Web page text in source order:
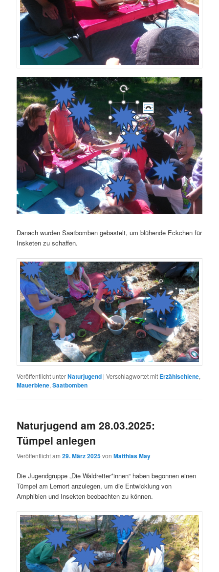
Danach wurden Saatbomben gebastelt, um blühende Eckchen für
Insketen zu schaffen.
Veröffentlicht unterNaturjugend |Verschlagwortet mit Erzählschiene,
Mauerbiene,Saatbomben
Naturjugend am 28.03.2025:
Tümpel anlegen
Veröffentlicht am29. März 2025vonMatthias May
Die Jugendgruppe „Die Waldretter*innen“ haben begonnen einen
Tümpel am Lernort anzulegen, um die Entwicklung von
Amphibien und Insekten beobachten zu können.